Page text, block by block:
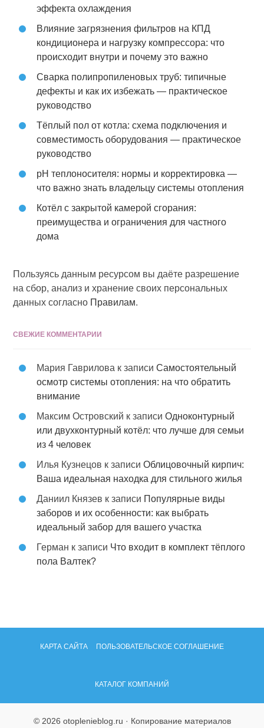
эффекта охлаждения
Влияние загрязнения фильтров на КПД
кондиционера и нагрузку компрессора: что
происходит внутри и почему это важно
Сварка полипропиленовых труб: типичные
дефекты и как их избежать — практическое
руководство
Тёплый пол от котла: схема подключения и
совместимость оборудования — практическое
руководство
pH теплоносителя: нормы и корректировка —
что важно знать владельцу системы отопления
Котёл с закрытой камерой сгорания:
преимущества и ограничения для частного
дома
Пользуясь данным ресурсом вы даёте разрешение
на сбор, анализ и хранение своих персональных
данных согласно Правилам.
СВЕЖИЕ КОММЕНТАРИИ
Мария Гаврилова к записиСамостоятельный
осмотр системы отопления: на что обратить
внимание
Максим Островский к записиОдноконтурный
или двухконтурный котёл: что лучше для семьи
из 4 человек
Илья Кузнецов к записиОблицовочный кирпич:
Ваша идеальная находка для стильного жилья
Даниил Князев к записи Популярные виды
заборов и их особенности: как выбрать
идеальный забор для вашего участка
Герман к записи Что входит в комплект тёплого
пола Валтек?
КАРТА САЙТА ПОЛЬЗОВАТЕЛЬСКОЕ СОГЛАШЕНИЕ
КАТАЛОГ КОМПАНИЙ
© 2026 otoplenieblog.ru · Копирование материалов